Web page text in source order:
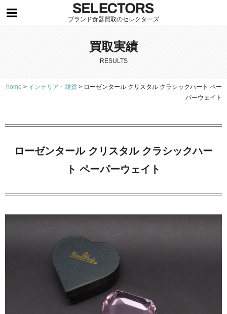
ブランド食器買取のセレクターズ
買取実績
RESULTS
home > インテリア・雑貨 > ローゼンタール クリスタル クラシックハート ペー
パーウェイト
ローゼンタール クリスタル クラシックハー
ト ペーパーウェイト